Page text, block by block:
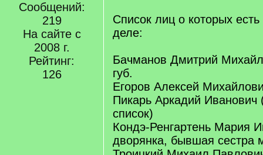
Сообщений:
219
На сайте с
2008 г.
Рейтинг:
126
Список лиц о которых
деле:
Бачманов Дмитрий
губ.
Егоров Алексей
Пикарь Аркадий Иванович
список)
Кондэ-Ренгартень Мария
дворянка, бывшая сестра